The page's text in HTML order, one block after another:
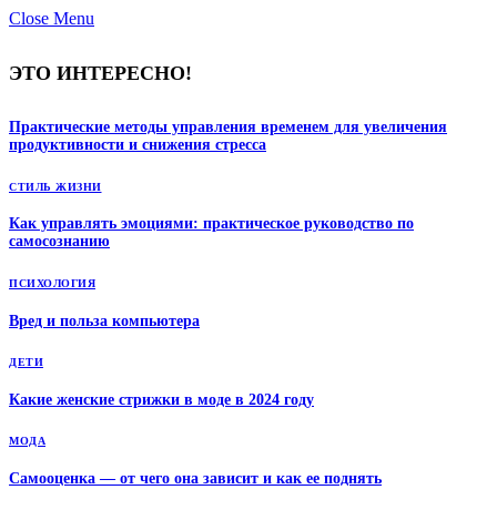
Close Menu
ЭТО ИНТЕРЕСНО!
Практические методы управления временем для увеличения
продуктивности и снижения стресса
СТИЛЬ ЖИЗНИ
Как управлять эмоциями: практическое руководство по
самосознанию
ПСИХОЛОГИЯ
Вред и польза компьютера
ДЕТИ
Какие женские стрижки в моде в 2024 году
МОДА
Самооценка — от чего она зависит и как ее поднять